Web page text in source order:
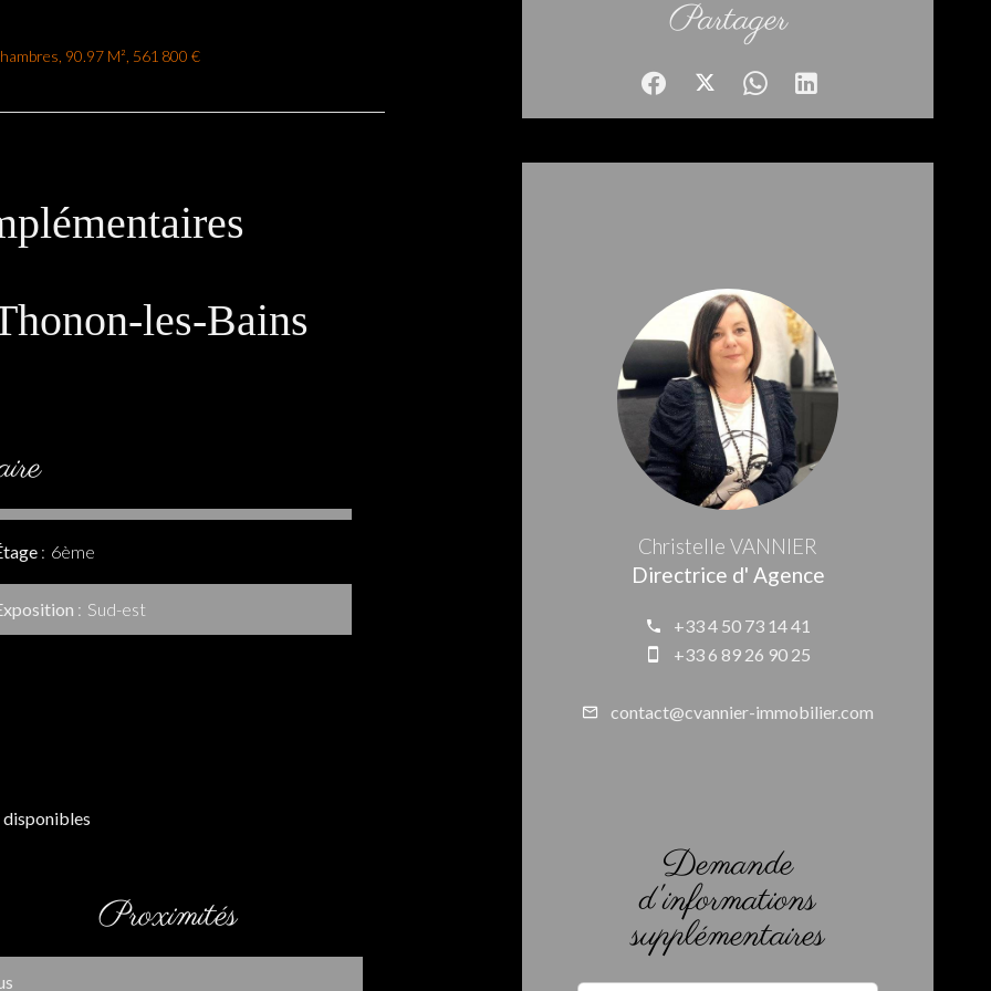
90.97 M², 561 800 €
les-Bains
6ème
Sud-est
Proximités
Partager
Christelle VANNIER
Directrice d' Agence
+33 4 50 73 14 41
+33 6 89 26 90 25
contact@cvannier-immobilier.com
Demande
d'informations
supplémentaires